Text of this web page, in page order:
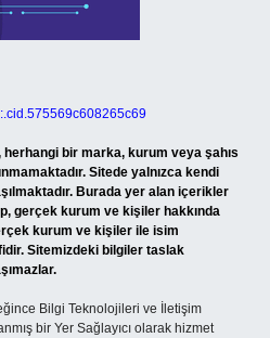
bir marka, kurum veya şahıs
Sitede yalnızca kendi
Burada yer alan içerikler
gerçek kurum ve kişiler hakkında
kurum ve kişiler ile isim
Sitemizdeki bilgiler taslak
Bilgi Teknolojileri ve İletişim
bir Yer Sağlayıcı olarak hizmet